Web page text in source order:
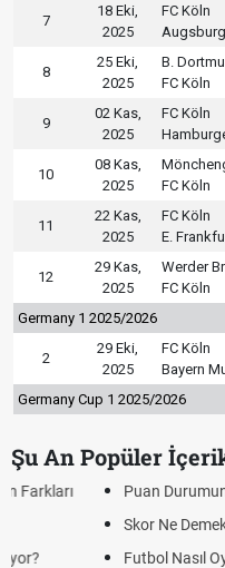
7
18 Eki,
2025
FC Köln
Augsburg
8
25 Eki,
2025
B.
FC Köln
9
02 Kas,
2025
FC Köln
10
08 Kas,
2025
FC Köln
11
22 Kas,
2025
FC Köln
E.
12
29 Kas,
2025
Werder
FC Köln
Germany 1 2025/2026
2
29 Eki,
2025
FC Köln
Bayern
Germany Cup 1 2025/2026
Şu An Popüler
Puan Durumunda AG,
Skor Ne Demek? Sporda
Futbol Nasıl Oynanır?